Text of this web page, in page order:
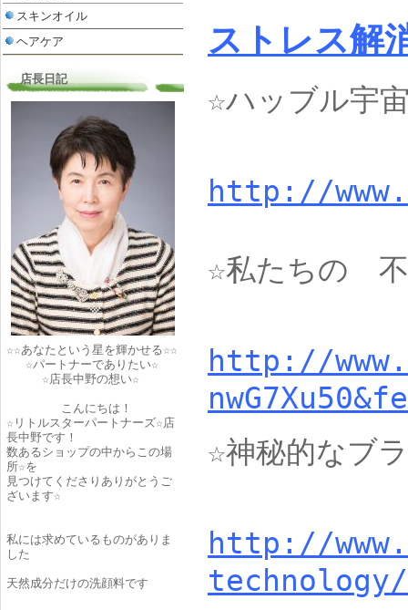
スキンオイル
ヘアケア
店長日記
☆☆あなたという星を輝かせる☆☆
☆パートナーでありたい☆
☆店長中野の想い☆
こんにちは！
☆リトルスターパートナーズ☆店
長中野です！
数あるショップの中からこの場
所☆を
見つけてくださりありがとうご
ざいます☆
私には求めているものがありま
した
天然成分だけの洗顔料です
ストレス解
☆ハッブル宇
http://
☆私たちの
http://
☆神秘的なブ
http://
technology/